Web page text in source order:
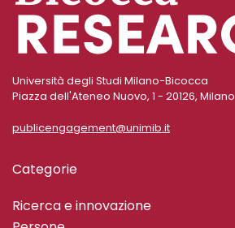
Università degli Studi Milano-Bicocca
Piazza dell'Ateneo Nuovo, 1 - 20126, Milano
publicengagement@unimib.it
Categorie
Ricerca e innovazione